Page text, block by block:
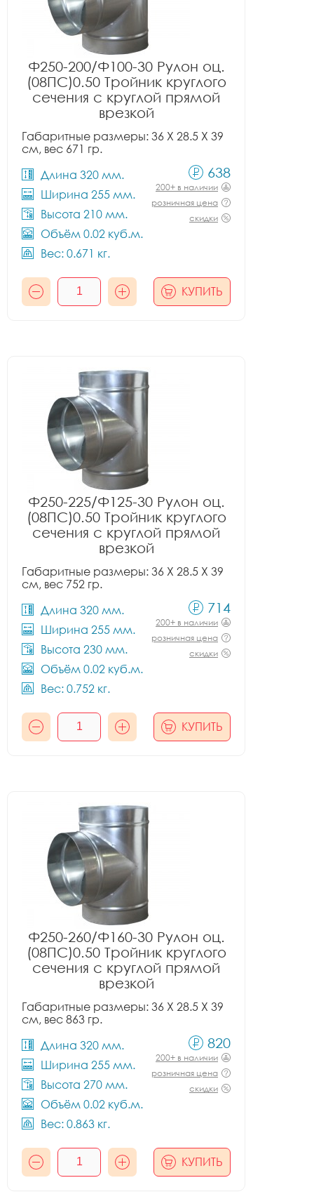
Ф250-200/Ф100-30 Рулон оц.
(08ПС)0.50 Тройник круглого
сечения с круглой прямой
врезкой
Габаритные размеры: 36 X 28.5 X 39
см, вес 671 гр.
Длина 320 мм.
Ширина 255 мм.
Высота 210 мм.
Объём 0.02 куб.м.
Вес: 0.671 кг.
638
200+ в наличии
розничная цена
скидки
КУПИТЬ
Ф250-225/Ф125-30 Рулон оц.
(08ПС)0.50 Тройник круглого
сечения с круглой прямой
врезкой
Габаритные размеры: 36 X 28.5 X 39
см, вес 752 гр.
Длина 320 мм.
Ширина 255 мм.
Высота 230 мм.
Объём 0.02 куб.м.
Вес: 0.752 кг.
714
200+ в наличии
розничная цена
скидки
КУПИТЬ
Ф250-260/Ф160-30 Рулон оц.
(08ПС)0.50 Тройник круглого
сечения с круглой прямой
врезкой
Габаритные размеры: 36 X 28.5 X 39
см, вес 863 гр.
Длина 320 мм.
Ширина 255 мм.
Высота 270 мм.
Объём 0.02 куб.м.
Вес: 0.863 кг.
820
200+ в наличии
розничная цена
скидки
КУПИТЬ